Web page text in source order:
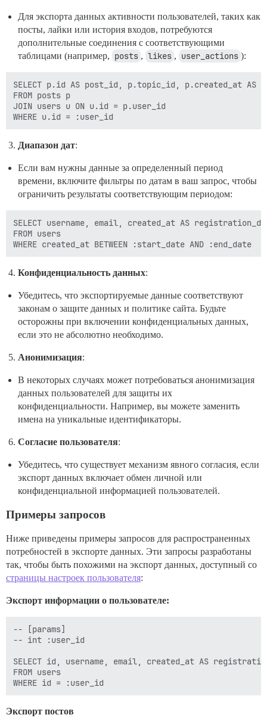
Для экспорта данных активности пользователей, таких как
посты, лайки или история входов, потребуются
дополнительные соединения с соответствующими
таблицами (например, posts , likes , user_actions ):
SELECT p.id AS post_id, p.topic_id, p.created_at AS
FROM posts p
JOIN users u ON u.id = p.user_id
Диапазон дат:
Если вам нужны данные за определенный период
времени, включите фильтры по датам в ваш запрос, чтобы
ограничить результаты соответствующим периодом:
SELECT username, email, created_at AS
FROM users
Конфиденциальность данных:
Убедитесь, что экспортируемые данные соответствуют
законам о защите данных и политике сайта. Будьте
осторожны при включении конфиденциальных данных,
если это не абсолютно необходимо.
Анонимизация:
В некоторых случаях может потребоваться анонимизация
данных пользователей для защиты их
конфиденциальности. Например, вы можете заменить
имена на уникальные идентификаторы.
Согласие пользователя:
Убедитесь, что существует механизм явного согласия, если
экспорт данных включает обмен личной или
конфиденциальной информацией пользователей.
Примеры запросов
Ниже приведены примеры запросов для распространенных
потребностей в экспорте данных. Эти запросы разработаны
так, чтобы быть похожими на экспорт данных, доступный со
страницы настроек пользователя:
Экспорт информации о пользователе:
-- [params]
-- int :user_id
SELECT id, username, email, created_at AS
FROM users
Экспорт постов